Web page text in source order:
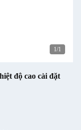
1/1
độ cao cài đặt